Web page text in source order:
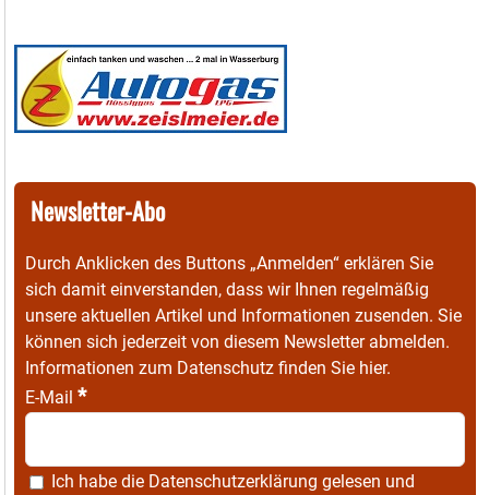
Newsletter-Abo
Durch Anklicken des Buttons „Anmelden“ erklären Sie
sich damit einverstanden, dass wir Ihnen regelmäßig
unsere aktuellen Artikel und Informationen zusenden. Sie
können sich jederzeit von diesem Newsletter abmelden.
Informationen zum Datenschutz finden Sie hier.
E-Mail *
Ich habe die Datenschutzerklärung gelesen und